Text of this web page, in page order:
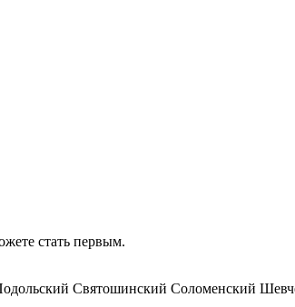
стать первым.
Святошинский Соломенский